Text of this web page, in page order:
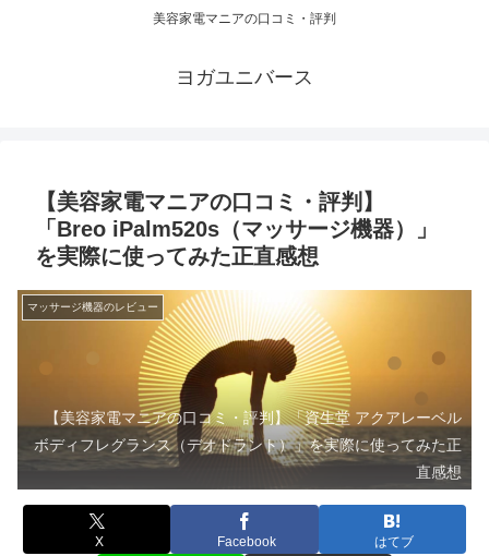
美容家電マニアの口コミ・評判
ヨガユニバース
【美容家電マニアの口コミ・評判】
「Breo iPalm520s（マッサージ機器）」
を実際に使ってみた正直感想
マッサージ機器のレビュー
【美容家電マニアの口コミ・評判】「資生堂 アクアレーベル
ボディフレグランス（デオドラント）」を実際に使ってみた正
直感想
X Facebook はてブ